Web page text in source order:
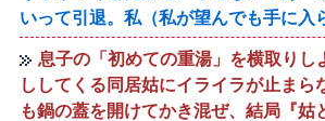
いって引退。私（私が望んでも手に入
息子の「初めての重湯」を横取りし
ししてくる同居姑にイライラが止まら
も鍋の蓋を開けてかき混ぜ、結局『姑